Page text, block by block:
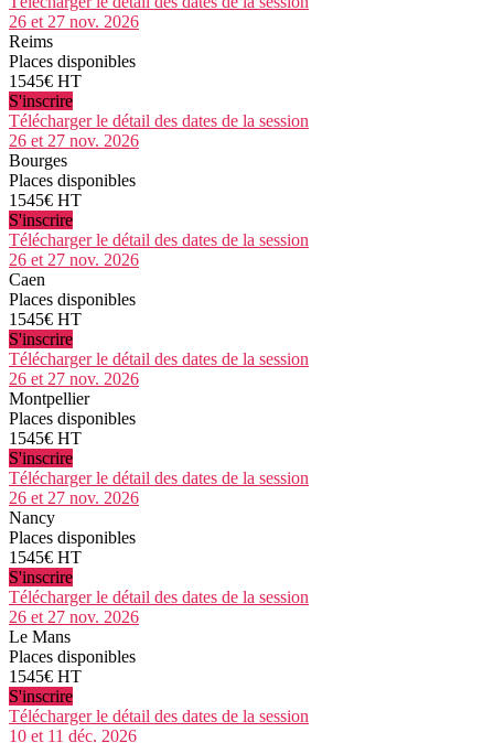
26 et 27 nov. 2026
Reims
Places disponibles
1545€ HT
S'inscrire
Télécharger le détail des dates de la session
26 et 27 nov. 2026
Bourges
Places disponibles
1545€ HT
S'inscrire
Télécharger le détail des dates de la session
26 et 27 nov. 2026
Caen
Places disponibles
1545€ HT
S'inscrire
Télécharger le détail des dates de la session
26 et 27 nov. 2026
Montpellier
Places disponibles
1545€ HT
S'inscrire
Télécharger le détail des dates de la session
26 et 27 nov. 2026
Nancy
Places disponibles
1545€ HT
S'inscrire
Télécharger le détail des dates de la session
26 et 27 nov. 2026
Le Mans
Places disponibles
1545€ HT
S'inscrire
Télécharger le détail des dates de la session
10 et 11 déc. 2026